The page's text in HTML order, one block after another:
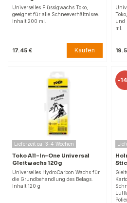
Universelles Flüssigwachs Toko,
geeignet für alle Schneeverhältnisse.
Inhalt 200 ml.
17.45 € Kaufen
und
ml.
Lieferzeit ca. 3–4 Wochen
Toko All-In-One Universal
Gleitwachs 120g
Universelles HydroCarbon Wachs für
die Grundbehandlung des Belags.
Inhalt 120 g
-